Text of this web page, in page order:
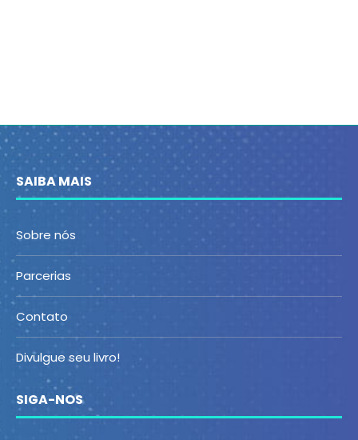
SAIBA MAIS
Sobre nós
Parcerias
Contato
Divulgue seu livro!
SIGA-NOS